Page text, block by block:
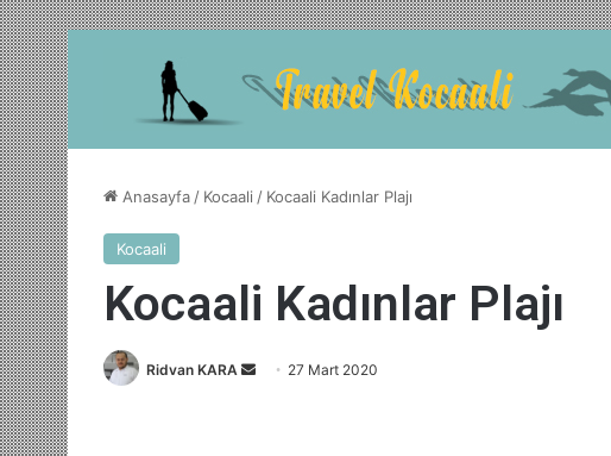
Anasayfa / Kocaali / Kocaali Kadınlar Plajı
Kocaali
Kocaali Kadınlar Plajı
Ridvan KARA
Bir
27 Mart 2020